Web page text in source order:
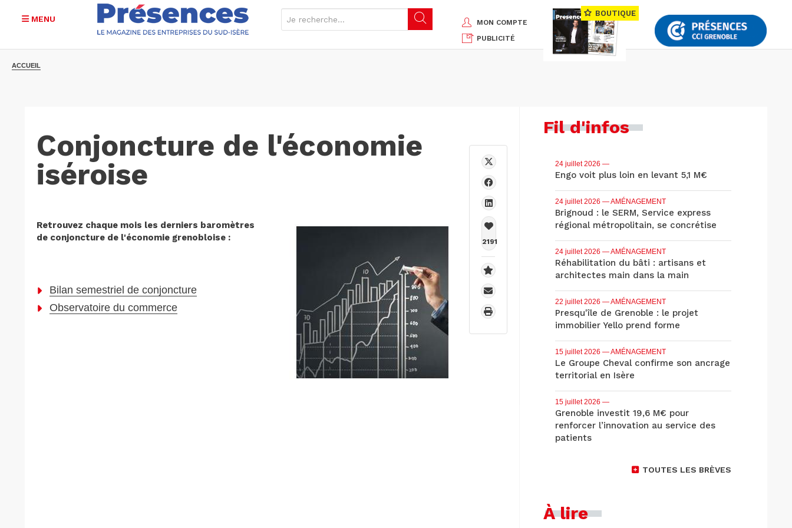
MENU
MON COMPTE
PUBLICITÉ
BOUTIQUE
ACCUEIL
Conjoncture de l'économie
iséroise
Retrouvez chaque mois les derniers baromètres
de conjoncture de l'économie grenobloise :
Bilan semestriel de conjoncture
Observatoire du commerce
2191
Fil d'infos
24 juillet 2026 —
Engo voit plus loin en levant 5,1 M€
24 juillet 2026 — AMÉNAGEMENT
Brignoud : le SERM, Service express
régional métropolitain, se concrétise
24 juillet 2026 — AMÉNAGEMENT
Réhabilitation du bâti : artisans et
architectes main dans la main
22 juillet 2026 — AMÉNAGEMENT
Presqu'île de Grenoble : le projet
immobilier Yello prend forme
15 juillet 2026 — AMÉNAGEMENT
Le Groupe Cheval confirme son ancrage
territorial en Isère
15 juillet 2026 —
Grenoble investit 19,6 M€ pour
renforcer l’innovation au service des
patients
TOUTES LES BRÈVES
À lire